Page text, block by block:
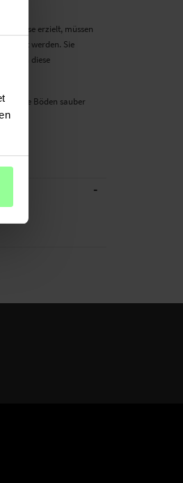
erzielt, müssen
werden. Sie
durch diese
die Böden sauber
-